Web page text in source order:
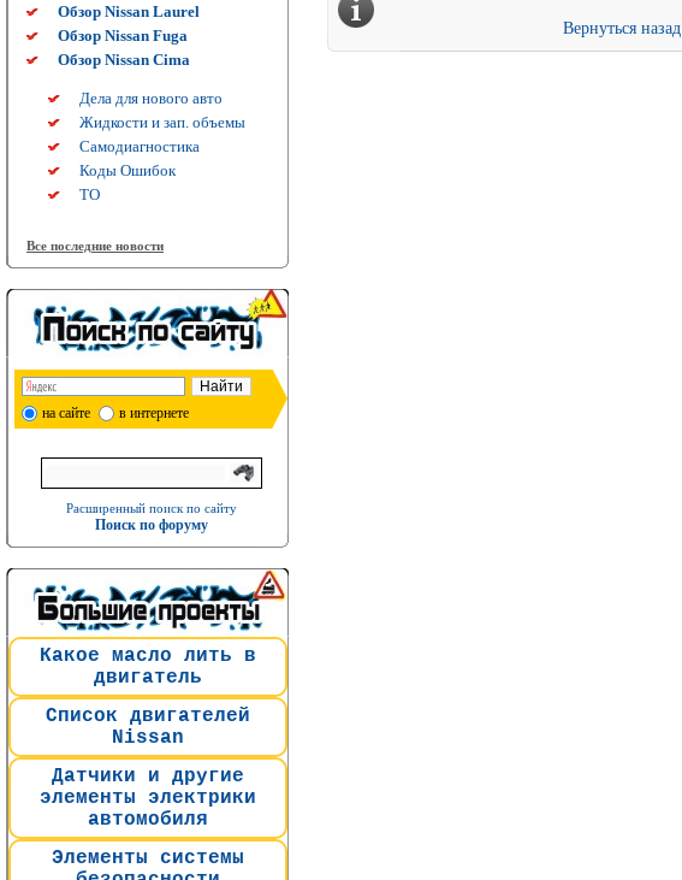
Обзор Nissan Laurel
Обзор Nissan Fuga
Обзор Nissan Cima
Дела для нового авто
Жидкости и зап. объемы
Самодиагностика
Коды Ошибок
ТО
Все последние новости
на сайте в интернете
Расширенный поиск по сайту
Поиск по форуму
Какое масло лить в
двигатель
Список двигателей
Nissan
Датчики и другие
элементы электрики
автомобиля
Элементы системы
Вернуться назад